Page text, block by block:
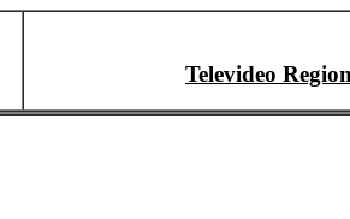
Televideo